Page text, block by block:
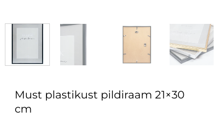
Must plastikust pildiraam 21×30
cm